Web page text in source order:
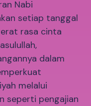
Nabi
setiap tanggal
rasa cinta
dalam
melalui
seperti pengajian